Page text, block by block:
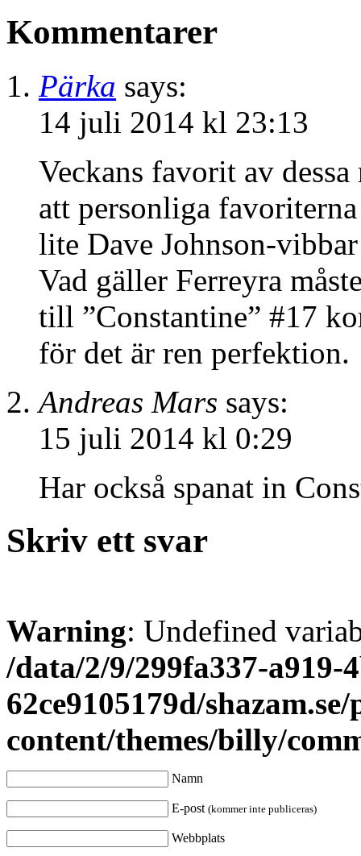
Kommentarer
Pärka says:
14 juli 2014 kl 23:13
Veckans favorit av
att personliga
lite Dave Johnson-
Vad gäller Ferreyra
till ”Constantine” #17
för det är ren perfektion.
Andreas Mars says:
15 juli 2014 kl 0:29
Har också spanat in
Skriv ett svar
Warning: Undefined
/data/2/9/299fa337-a919-
62ce9105179d/
content/themes/billy/
Namn
E-post (kommer inte publiceras)
Webbplats